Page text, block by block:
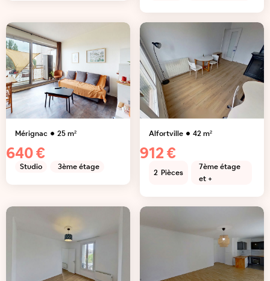
Mérignac 25m²
640 €
Studio 3ème étage
Alfortville 42m²
912 €
2 Pièces
7ème étage
et +